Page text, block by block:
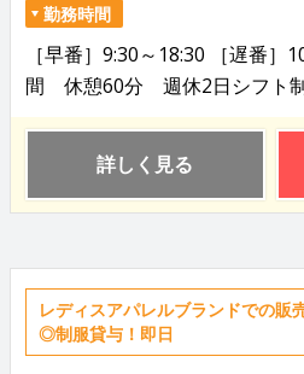
勤務時間
［早番］9:30～18:30 ［遅番］
間 休憩60分 週休2日シフト
詳しく見る
レディスアパレルブランドでの販
◎制服貸与！即日